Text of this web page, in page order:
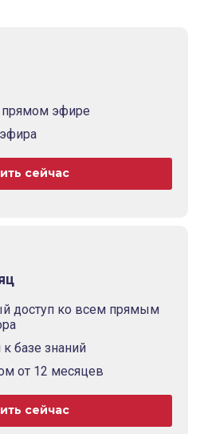
прямом эфире
сейчас
доступ ко всем прямым
базе знаний
от 12 месяцев
сейчас